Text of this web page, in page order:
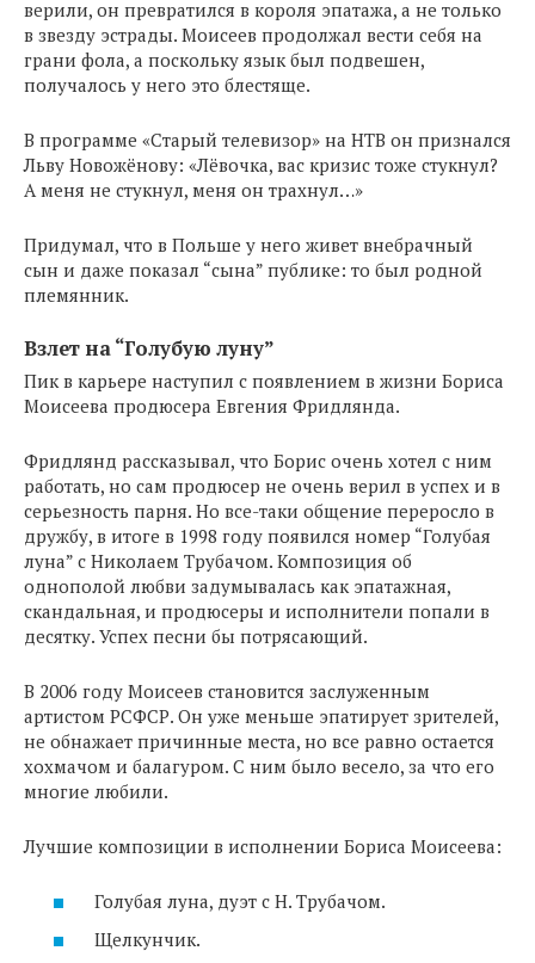
верили, он превратился в короля эпатажа, а не только
в звезду эстрады. Моисеев продолжал вести себя на
грани фола, а поскольку язык был подвешен,
получалось у него это блестяще.
В программе «Старый телевизор» на НТВ он признался
Льву Новожёнову: «Лёвочка, вас кризис тоже стукнул?
А меня не стукнул, меня он трахнул…»
Придумал, что в Польше у него живет внебрачный
сын и даже показал “сына” публике: то был родной
племянник.
Взлет на “Голубую луну”
Пик в карьере наступил с появлением в жизни Бориса
Моисеева продюсера Евгения Фридлянда.
Фридлянд рассказывал, что Борис очень хотел с ним
работать, но сам продюсер не очень верил в успех и в
серьезность парня. Но все-таки общение переросло в
дружбу, в итоге в 1998 году появился номер “Голубая
луна” с Николаем Трубачом. Композиция об
однополой любви задумывалась как эпатажная,
скандальная, и продюсеры и исполнители попали в
десятку. Успех песни бы потрясающий.
В 2006 году Моисеев становится заслуженным
артистом РСФСР. Он уже меньше эпатирует зрителей,
не обнажает причинные места, но все равно остается
хохмачом и балагуром. С ним было весело, за что его
многие любили.
Лучшие композиции в исполнении Бориса Моисеева:
Голубая луна, дуэт с Н. Трубачом.
Щелкунчик.